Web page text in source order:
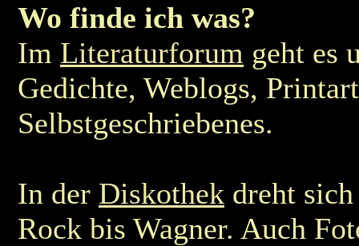
Wo finde ich was?
Im Literaturforum geht es
Gedichte, Weblogs,
Selbstgeschriebenes.
In der Diskothek dreht
Rock bis Wagner. Auch